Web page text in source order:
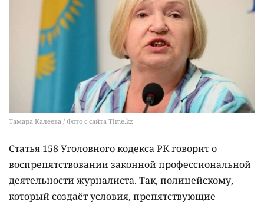
Тамара Калеева / Фото с сайта Time.kz
Статья 158 Уголовного кодекса РК говорит о
воспрепятствовании законной профессиональной
деятельности журналиста. Так, полицейскому,
который создаёт условия, препятствующие